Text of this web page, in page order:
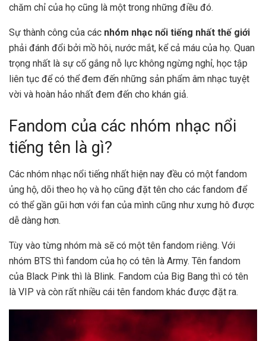
chăm chỉ của họ cũng là một trong những điều đó.
Sự thành công của các nhóm nhạc nổi tiếng nhất thế giới
phải đánh đổi bởi mồ hôi, nước mắt, kể cả máu của họ. Quan
trọng nhất là sự cố gắng nỗ lực không ngừng nghỉ, học tập
liên tục để có thể đem đến những sản phẩm âm nhạc tuyệt
vời và hoàn hảo nhất đem đến cho khán giả.
Fandom của các nhóm nhạc nổi
tiếng tên là gì?
Các nhóm nhạc nổi tiếng nhất hiện nay đều có một fandom
ủng hộ, dõi theo họ và họ cũng đặt tên cho các fandom để
có thể gần gũi hơn với fan của mình cũng như xưng hô được
dễ dàng hơn.
Tùy vào từng nhóm mà sẽ có một tên fandom riêng. Với
nhóm BTS thì fandom của họ có tên là Army. Tên fandom
của Black Pink thì là Blink. Fandom của Big Bang thì có tên
là VIP và còn rất nhiều cái tên fandom khác được đặt ra.